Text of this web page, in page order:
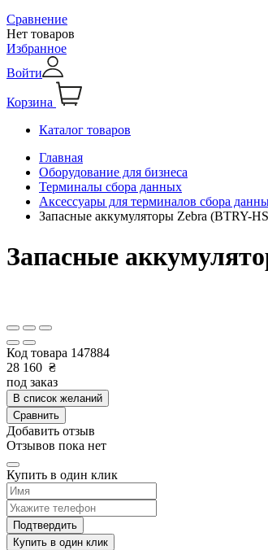
Сравнение
Нет товаров
Избранное
Войти
Корзина
Каталог товаров
Главная
Оборудование для бизнеса
Терминалы сбора данных
Аксессуары для терминалов сбора
Запасные аккумуляторы Zebra (BTRY-
Запасные
Код товара 147884
28 160 ₴
под заказ
В список желаний
Сравнить
Добавить отзыв
Отзывов пока нет
Купить в один клик
Подтвердить
Купить в один клик